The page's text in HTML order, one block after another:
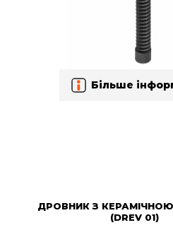
Більше
ДРОВНИК З
(DREV 01)